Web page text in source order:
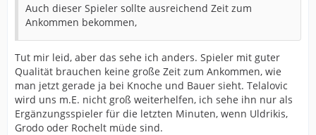
Auch dieser Spieler sollte ausreichend Zeit zum
Ankommen bekommen,
Tut mir leid, aber das sehe ich anders. Spieler mit guter
Qualität brauchen keine große Zeit zum Ankommen, wie
man jetzt gerade ja bei Knoche und Bauer sieht. Telalovic
wird uns m.E. nicht groß weiterhelfen, ich sehe ihn nur als
Ergänzungsspieler für die letzten Minuten, wenn Uldrikis,
Grodo oder Rochelt müde sind.